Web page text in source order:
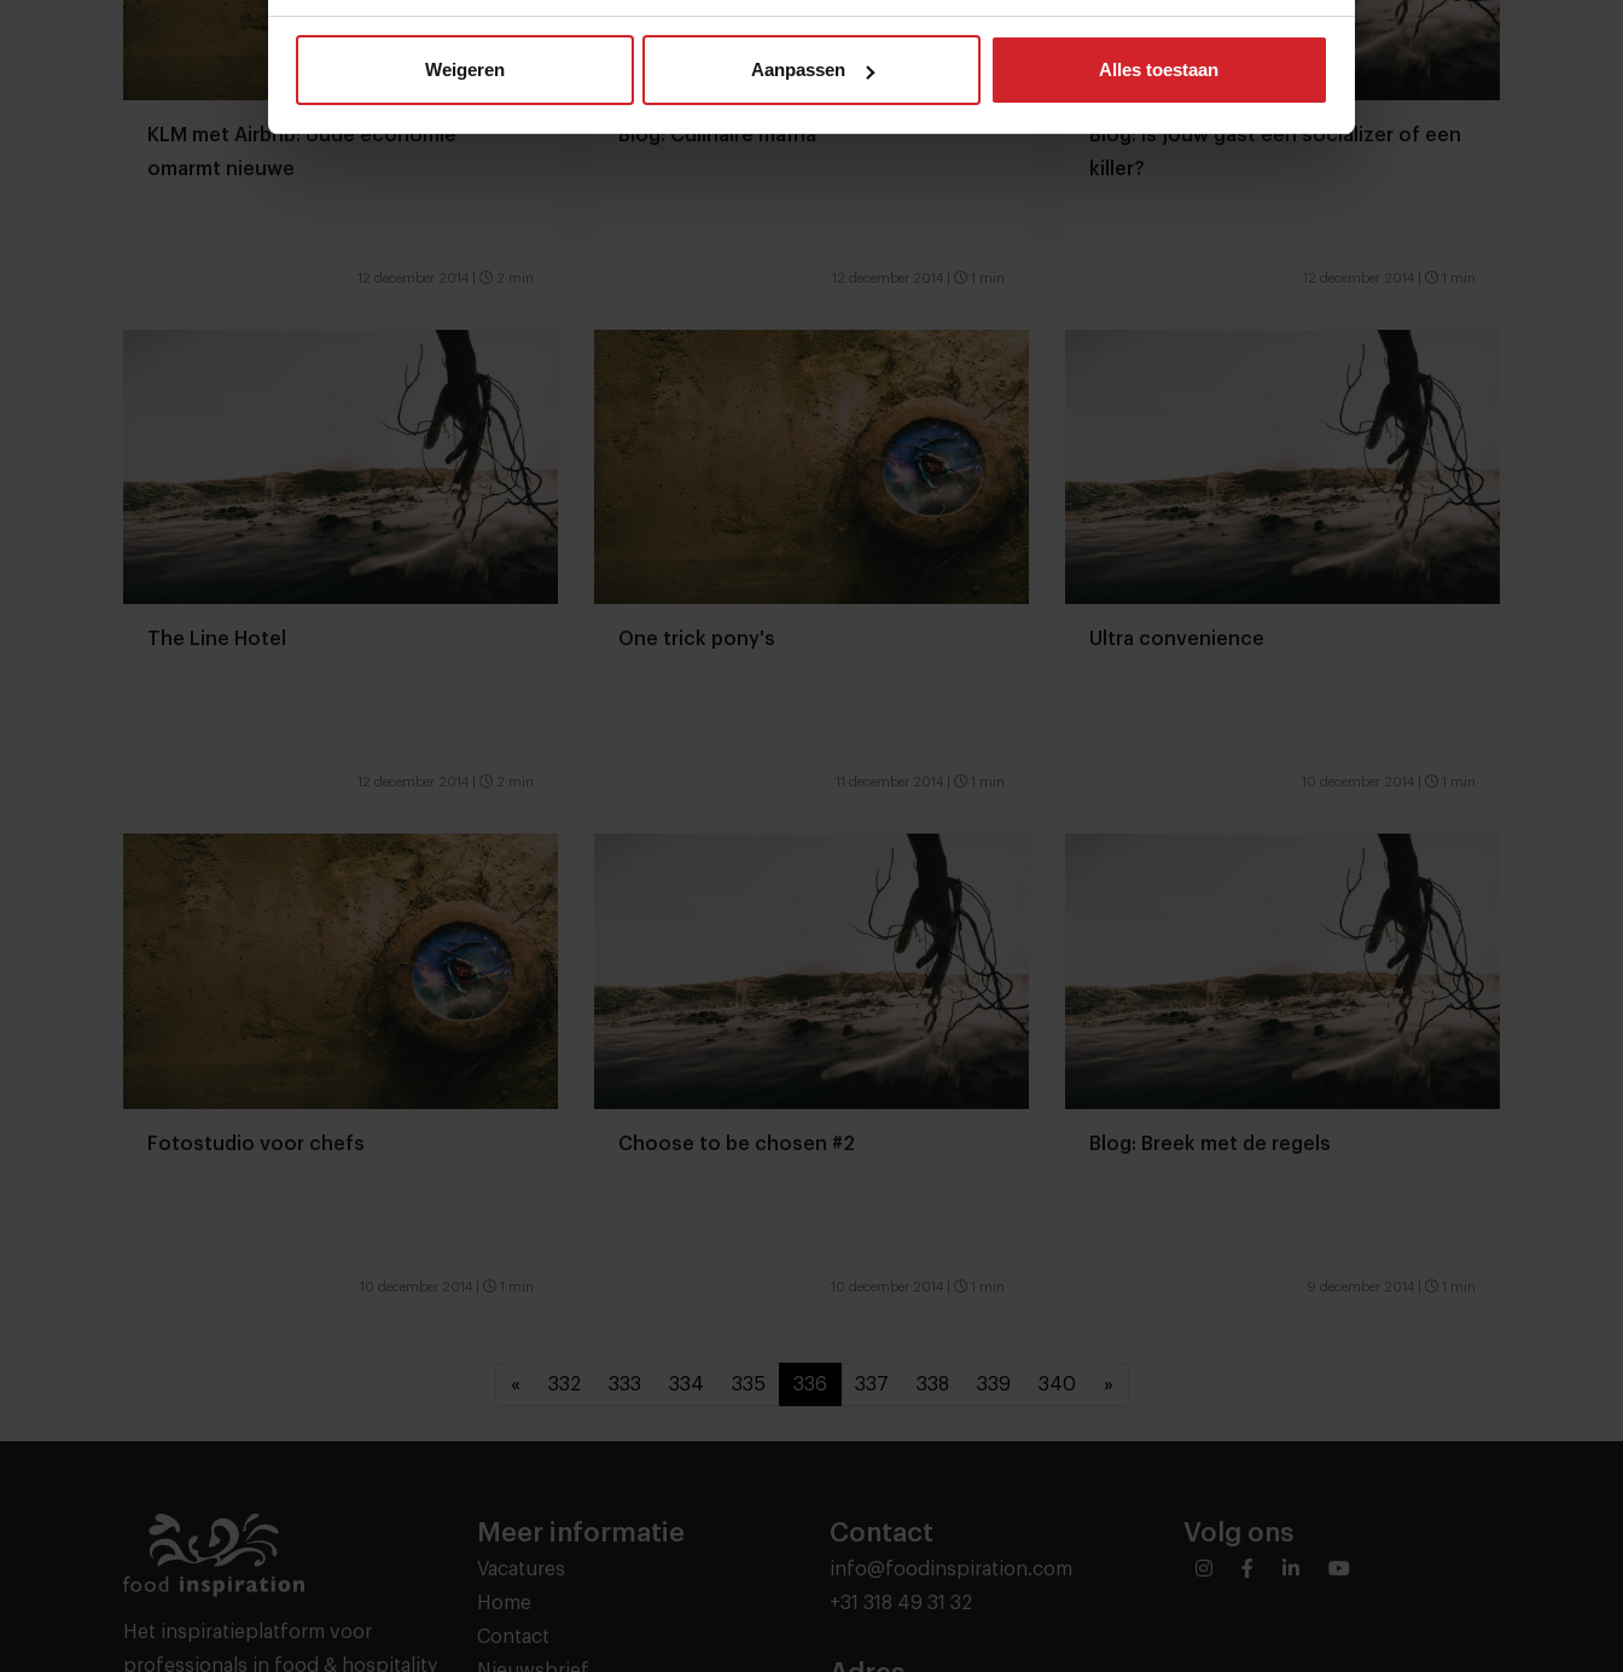
Weigeren Aanpassen Alles toestaan
KLM met Airbnb: oude economie
omarmt nieuwe
12 december 2014 2 min
Blog: Culinaire maffia
12 december 2014 1 min
Blog: Is jouw gast een socializer of een
killer?
12 december 2014 1 min
The Line Hotel
12 december 2014 2 min
One trick pony's
11 december 2014 1 min
Ultra convenience
10 december 2014 1 min
Fotostudio voor chefs
10 december 2014 1 min
Choose to be chosen #2
10 december 2014 1 min
Blog: Breek met de regels
9 december 2014 1 min
« 332 333 334 335 336 337 338 339 340 »
Het inspiratieplatform voor
professionals in food & hospitality
Meer informatie
Vacatures
Home
Contact
Contact
info@foodinspiration.com
+31 318 49 31 32
Volg ons